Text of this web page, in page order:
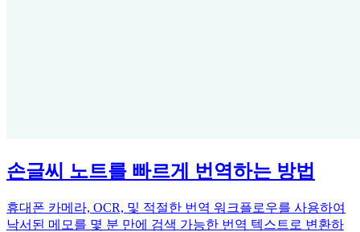
손글씨 노트를 빠르게 번역하는 방법
휴대폰 카메라, OCR, 및 적절한 번역 워크플로우를 사용하여
낙서된 메모를 몇 분 만에 검색 가능한 번역 텍스트로 변환하